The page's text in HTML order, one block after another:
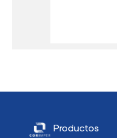
Productos